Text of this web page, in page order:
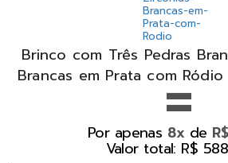
Brinco com Três Pedras
Brancas em Prata com=
Por apenas 8x de
Valor total: R$